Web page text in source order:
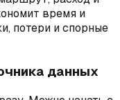
время и
потери и спорные
данных